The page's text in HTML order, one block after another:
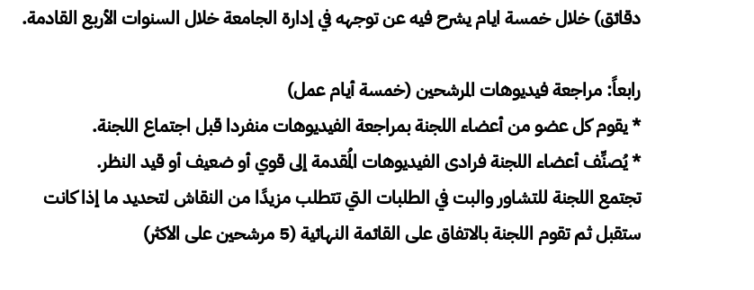
دقائق) خلال خمسة ايام يشرح فيه عن توجهه في إدارة الجامعة خلال السنوات الأربع القادمة.
رابعاً: مراجعة فيديوهات المرشحين (خمسة أيام عمل)
* يقوم كل عضو من أعضاء اللجنة بمراجعة الفيديوهات منفردا قبل اجتماع اللجنة.
* يُصنِّف أعضاء اللجنة فرادى الفيديوهات المُقدمة إلى قوي أو ضعيف أو قيد النظر.
تجتمع اللجنة للتشاور والبت في الطلبات التي تتطلب مزيدًا من النقاش لتحديد ما إذا كانت
ستقبل ثم تقوم اللجنة بالاتفاق على القائمة النهائية (5 مرشحين على الاكثر)